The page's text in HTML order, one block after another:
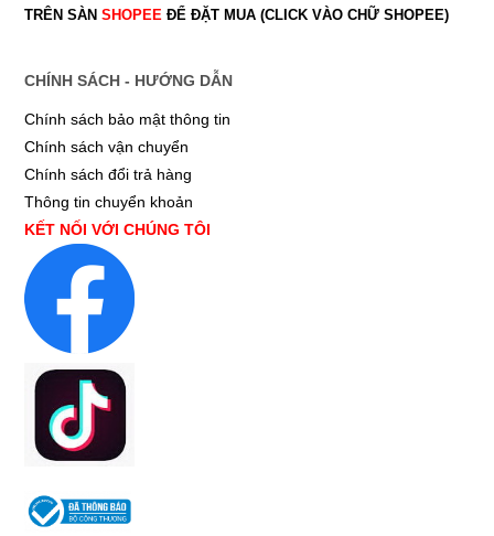
TRÊN SÀN SHOPEEĐỂ ĐẶT MUA (CLICK VÀO CHỮ SHOPEE)
CHÍNH SÁCH - HƯỚNG DẪN
Chính sách bảo mật thông tin
Chính sách vận chuyển
Chính sách đổi trả hàng
Thông tin chuyển khoản
KẾT NỐI VỚI CHÚNG TÔI